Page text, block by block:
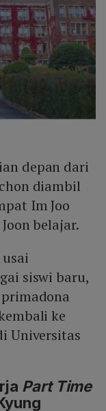
depan dari
diambil
Im Joo
belajar.
siswi baru,
ke
Universitas
Part Time